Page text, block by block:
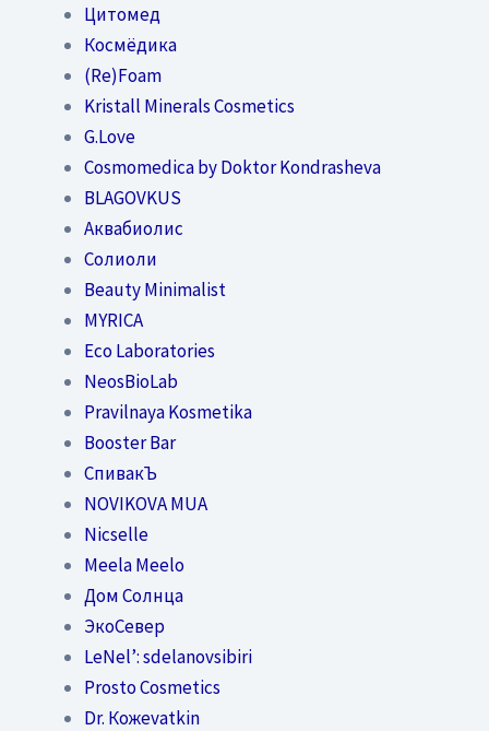
Цитомед
Космёдика
(Re)Foam
Kristall Minerals Cosmetics
G.Love
Cosmomedica by Doktor Kondrasheva
BLAGOVKUS
Аквабиолис
Солиоли
Beauty Minimalist
MYRICA
Eco Laboratories
NeosBioLab
Pravilnaya Kosmetika
Booster Bar
СпивакЪ
NOVIKOVA MUA
Nicselle
Meela Meelo
Дом Солнца
ЭкоСевер
LeNel’: sdelanovsibiri
Prosto Cosmetics
Dr. Кожеvatkin